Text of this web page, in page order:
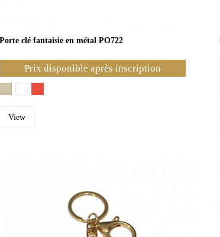
Porte clé fantaisie en métal PO722
Prix disponible après inscription
View